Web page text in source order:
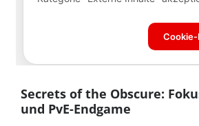
Secrets of the Obscure:
und PvE-Endgame